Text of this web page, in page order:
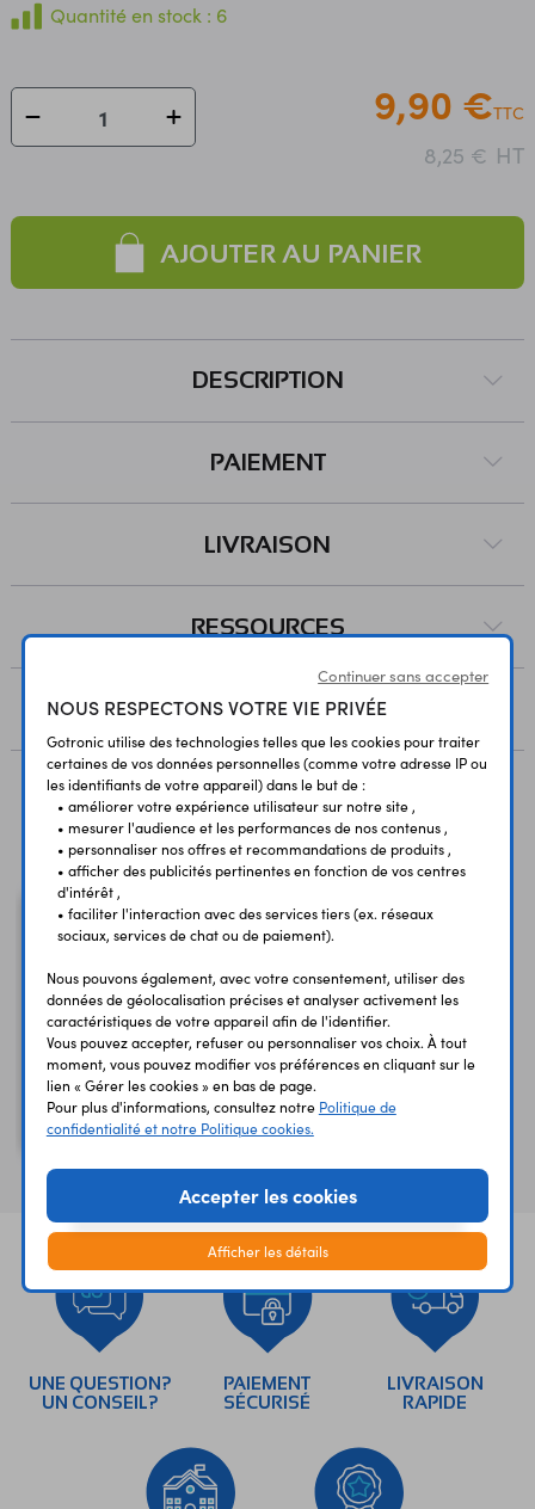
Quantité en stock : 6
9,90 €TTC
8,25 € HT
AJOUTER AU PANIER
DESCRIPTION
PAIEMENT
LIVRAISON
RESSOURCES
AVIS
Vous avez déja consulté
Galvanomètre PM2 10 A
UNE QUESTION?
UN CONSEIL?
PAIEMENT
SÉCURISÉ
LIVRAISON
RAPIDE
Continuer sans accepter
NOUS RESPECTONS VOTRE VIE PRIVÉE
Gotronic utilise des technologies telles que les cookies pour traiter
certaines de vos données personnelles (comme votre adresse IP ou
les identifiants de votre appareil) dans le but de :
• améliorer votre expérience utilisateur sur notre site ,
• mesurer l'audience et les performances de nos contenus ,
• personnaliser nos offres et recommandations de produits ,
• afficher des publicités pertinentes en fonction de vos centres
d'intérêt ,
• faciliter l'interaction avec des services tiers (ex. réseaux
sociaux, services de chat ou de paiement).
Nous pouvons également, avec votre consentement, utiliser des
données de géolocalisation précises et analyser activement les
caractéristiques de votre appareil afin de l'identifier.
Vous pouvez accepter, refuser ou personnaliser vos choix. À tout
moment, vous pouvez modifier vos préférences en cliquant sur le
lien « Gérer les cookies » en bas de page.
Pour plus d'informations, consultez notre Politique de
confidentialité et notre Politique cookies.
Accepter les cookies
Afficher les détails